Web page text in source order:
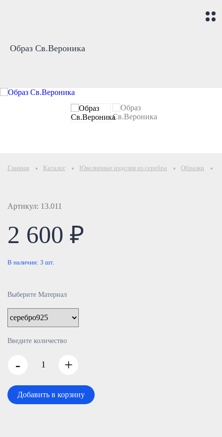
Образ Св.Вероника
Главная Каталог Ювелирные изделия из серебра Образки
Артикул: 13.011
2 600 ₽
В наличии: 3 шт.
Выберите Материал
Введите количество
- +
Добавить в корзину